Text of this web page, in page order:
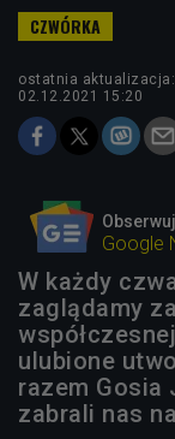
ostatnia aktualizacja:
02.12.2021 15:20
Google
W każdy
zaglądamy
ulubione
razem Gosia
zabrali nas